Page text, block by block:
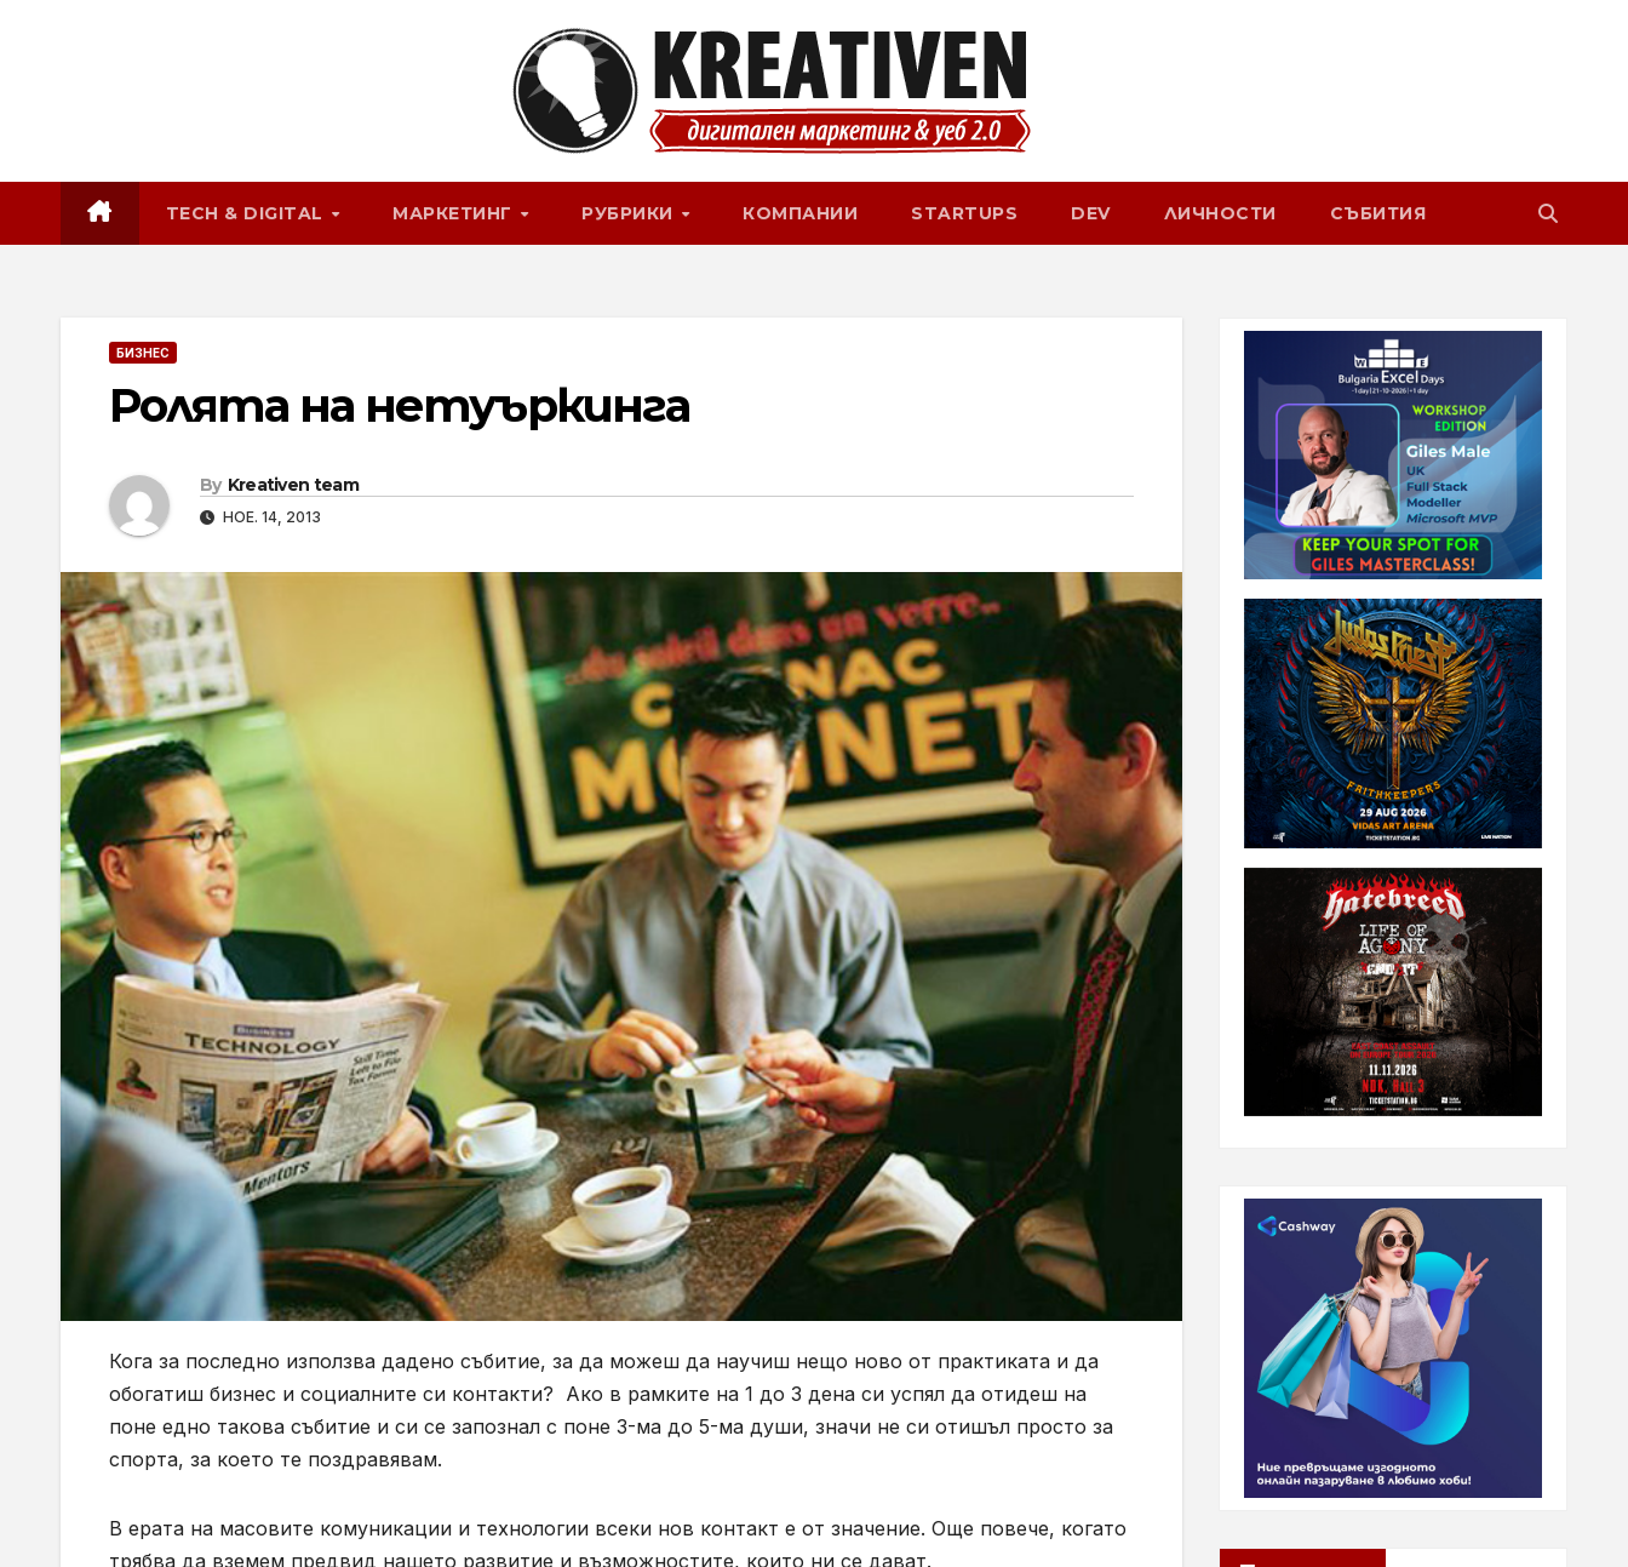
TECH & DIGITAL МАРКЕТИНГ РУБРИКИ КОМПАНИИ STARTUPS DEV ЛИЧНОСТИ СЪБИТИЯ
БИЗНЕС
Ролята на нетуъркинга
By Kreativen team
НОЕ. 14, 2013
Кога за последно използва дадено събитие, за да можеш да научиш нещо ново от практиката и да
обогатиш бизнес и социалните си контакти? Ако в рамките на 1 до 3 дена си успял да отидеш на
поне едно такова събитие и си се запознал с поне 3-ма до 5-ма души, значи не си отишъл просто за
спорта, за което те поздравявам.
В ерата на масовите комуникации и технологии всеки нов контакт е от значение. Още повече, когато
трябва да вземем предвид нашето развитие и възможностите, които ни се дават.